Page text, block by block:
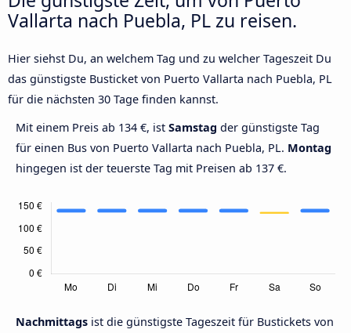
Vallarta nach Puebla, PL zu reisen.
Hier siehst Du, an welchem Tag und zu welcher Tageszeit Du
das günstigste Busticket von Puerto Vallarta nach Puebla, PL
für die nächsten 30 Tage finden kannst.
Mit einem Preis ab 134 €, ist Samstag der günstigste Tag
für einen Bus von Puerto Vallarta nach Puebla, PL. Montag
hingegen ist der teuerste Tag mit Preisen ab 137 €.
Nachmittags ist die günstigste Tageszeit für Bustickets von